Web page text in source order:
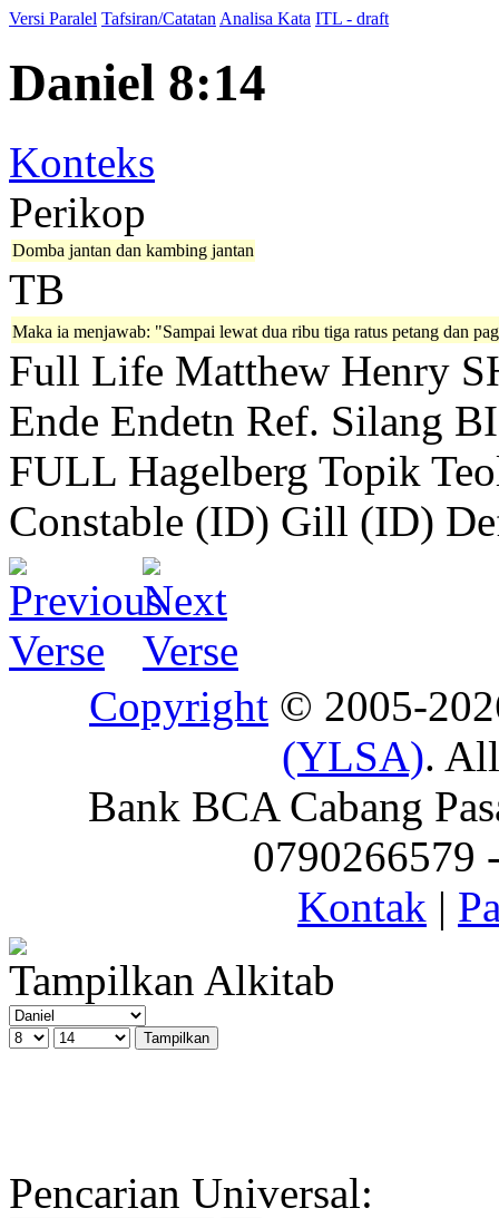
Versi Paralel Tafsiran/Catatan Analisa Kata ITL - draft
Daniel 8:14
Konteks
Perikop
Domba jantan dan kambing jantan
TB
Maka ia menjawab: "Sampai lewat dua ribu tiga ratus petang dan
Full Life Matthew Henry
Ende Endetn Ref. Silang
FULL Hagelberg Topik
Constable (ID) Gill (ID)
Copyright © 2005-
(YLSA).
Bank BCA Cabang
0790266579
Kontak |
Tampilkan Alkitab
Pencarian Universal: